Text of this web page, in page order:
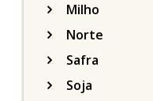
Milho
Norte
Safra
Soja